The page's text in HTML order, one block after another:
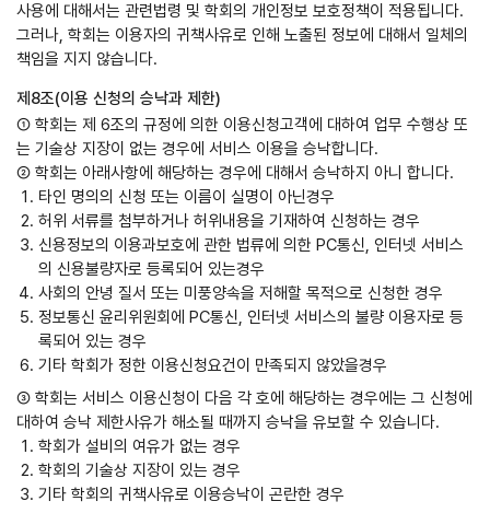
사용에 대해서는 관련법령 및 학회의 개인정보 보호정책이 적용됩니다.
그러나, 학회는 이용자의 귀책사유로 인해 노출된 정보에 대해서 일체의
책임을 지지 않습니다.
제8조(이용 신청의 승낙과 제한)
① 학회는 제 6조의 규정에 의한 이용신청고객에 대하여 업무 수행상 또
는 기술상 지장이 없는 경우에 서비스 이용을 승낙합니다.
② 학회는 아래사항에 해당하는 경우에 대해서 승낙하지 아니 합니다.
타인 명의의 신청 또는 이름이 실명이 아닌경우
허위 서류를 첨부하거나 허위내용을 기재하여 신청하는 경우
신용정보의 이용과보호에 관한 법류에 의한 PC통신, 인터넷 서비스
의 신용불량자로 등록되어 있는경우
사회의 안녕 질서 또는 미풍양속을 저해할 목적으로 신청한 경우
정보통신 윤리위원회에 PC통신, 인터넷 서비스의 불량 이용자로 등
록되어 있는 경우
기타 학회가 정한 이용신청요건이 만족되지 않았을경우
③ 학회는 서비스 이용신청이 다음 각 호에 해당하는 경우에는 그 신청에
대하여 승낙 제한사유가 해소될 때까지 승낙을 유보할 수 있습니다.
학회가 설비의 여유가 없는 경우
학회의 기술상 지장이 있는 경우
기타 학회의 귀책사유로 이용승낙이 곤란한 경우